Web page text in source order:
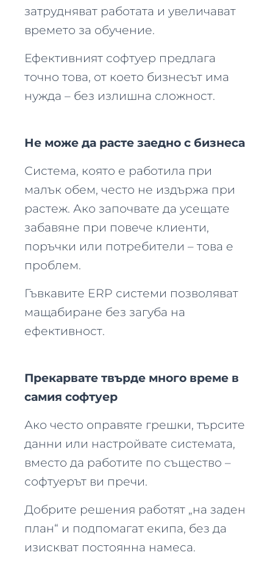
затрудняват работата и увеличават
времето за обучение.
Ефективният софтуер предлага
точно това, от което бизнесът има
нужда – без излишна сложност.
Не може да расте заедно с бизнеса
Система, която е работила при
малък обем, често не издържа при
растеж. Ако започвате да усещате
забавяне при повече клиенти,
поръчки или потребители – това е
проблем.
Гъвкавите ERP системи позволяват
мащабиране без загуба на
ефективност.
Прекарвате твърде много време в
самия софтуер
Ако често оправяте грешки, търсите
данни или настройвате системата,
вместо да работите по същество –
софтуерът ви пречи.
Добрите решения работят „на заден
план“ и подпомагат екипа, без да
изискват постоянна намеса.